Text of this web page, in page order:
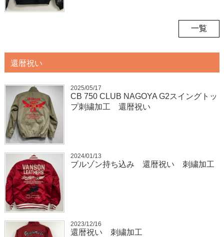
一覧
還暦祝い
2025/05/17
CB 750 CLUB NAGOYA G2スイングトッ
プ刺繍加工 還暦祝い
2024/01/13
ブルゾン持ち込み 還暦祝い 刺繍加工
2023/12/16
還暦祝い 刺繍加工